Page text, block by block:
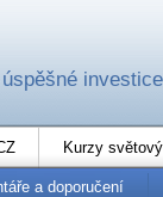
investice
Kurzy
a doporučení